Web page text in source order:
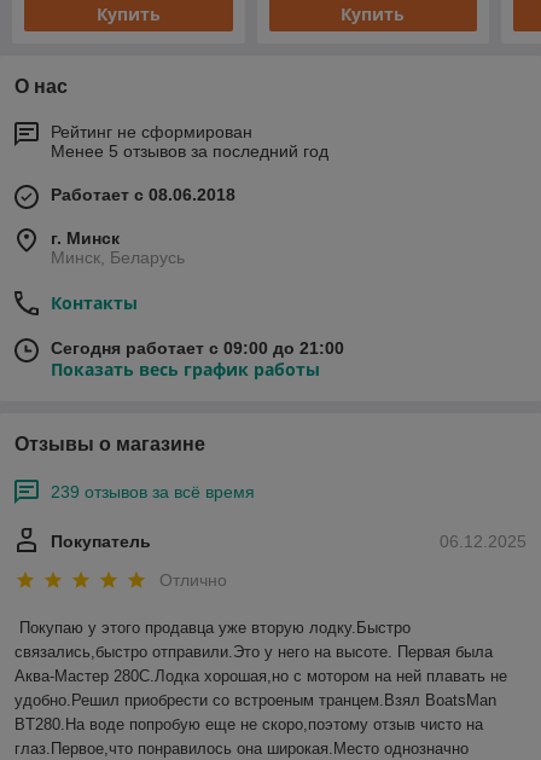
Купить Купить
О нас
Рейтинг не сформирован
Менее 5 отзывов за последний год
Работает с 08.06.2018
г. Минск
Минск, Беларусь
Контакты
Сегодня работает с 09:00 до 21:00
Показать весь график работы
Отзывы о магазине
239 отзывов за всё время
06.12.2025
Покупатель
Отлично
Покупаю у этого продавца уже вторую лодку.Быстро
связались,быстро отправили.Это у него на высоте. Первая была
Аква-Мастер 280С.Лодка хорошая,но с мотором на ней плавать не
удобно.Решил приобрести со встроеным транцем.Взял BoatsMan
BT280.На воде попробую еще не скоро,поэтому отзыв чисто на
глаз.Первое,что понравилось она широкая.Место однозначно